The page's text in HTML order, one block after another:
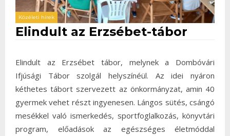
Közéleti hírek
Elindult az Erzsébet-tábor
Elindult az Erzsébet tábor, melynek a Dombóvári
Ifjúsági Tábor szolgál helyszínéül. Az idei nyáron
kéthetes tábort szervezett az önkormányzat, amin 40
gyermek vehet részt ingyenesen. Lángos sütés, csángó
mesékkel való ismerkedés, sportfoglalkozás, könyvtári
program, előadások az egészséges életmóddal